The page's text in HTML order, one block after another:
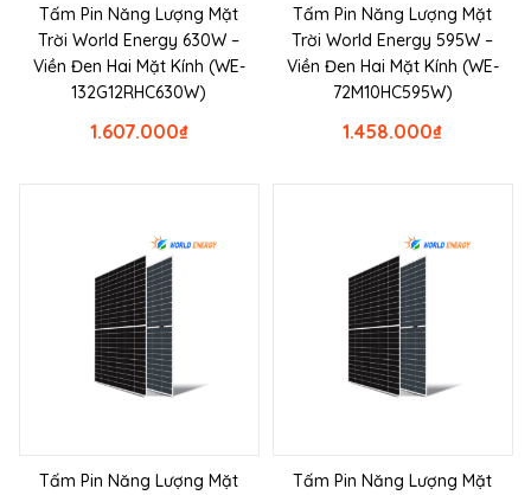
Tấm Pin Năng Lượng Mặt
Trời World Energy 630W –
Viền Đen Hai Mặt Kính (WE-
132G12RHC630W)
₫
1.607.000
Tấm Pin Năng Lượng Mặt
Trời World Energy 595W –
Viền Đen Hai Mặt Kính (WE-
72M10HC595W)
₫
1.458.000
Tấm Pin Năng Lượng Mặt
Tấm Pin Năng Lượng Mặt